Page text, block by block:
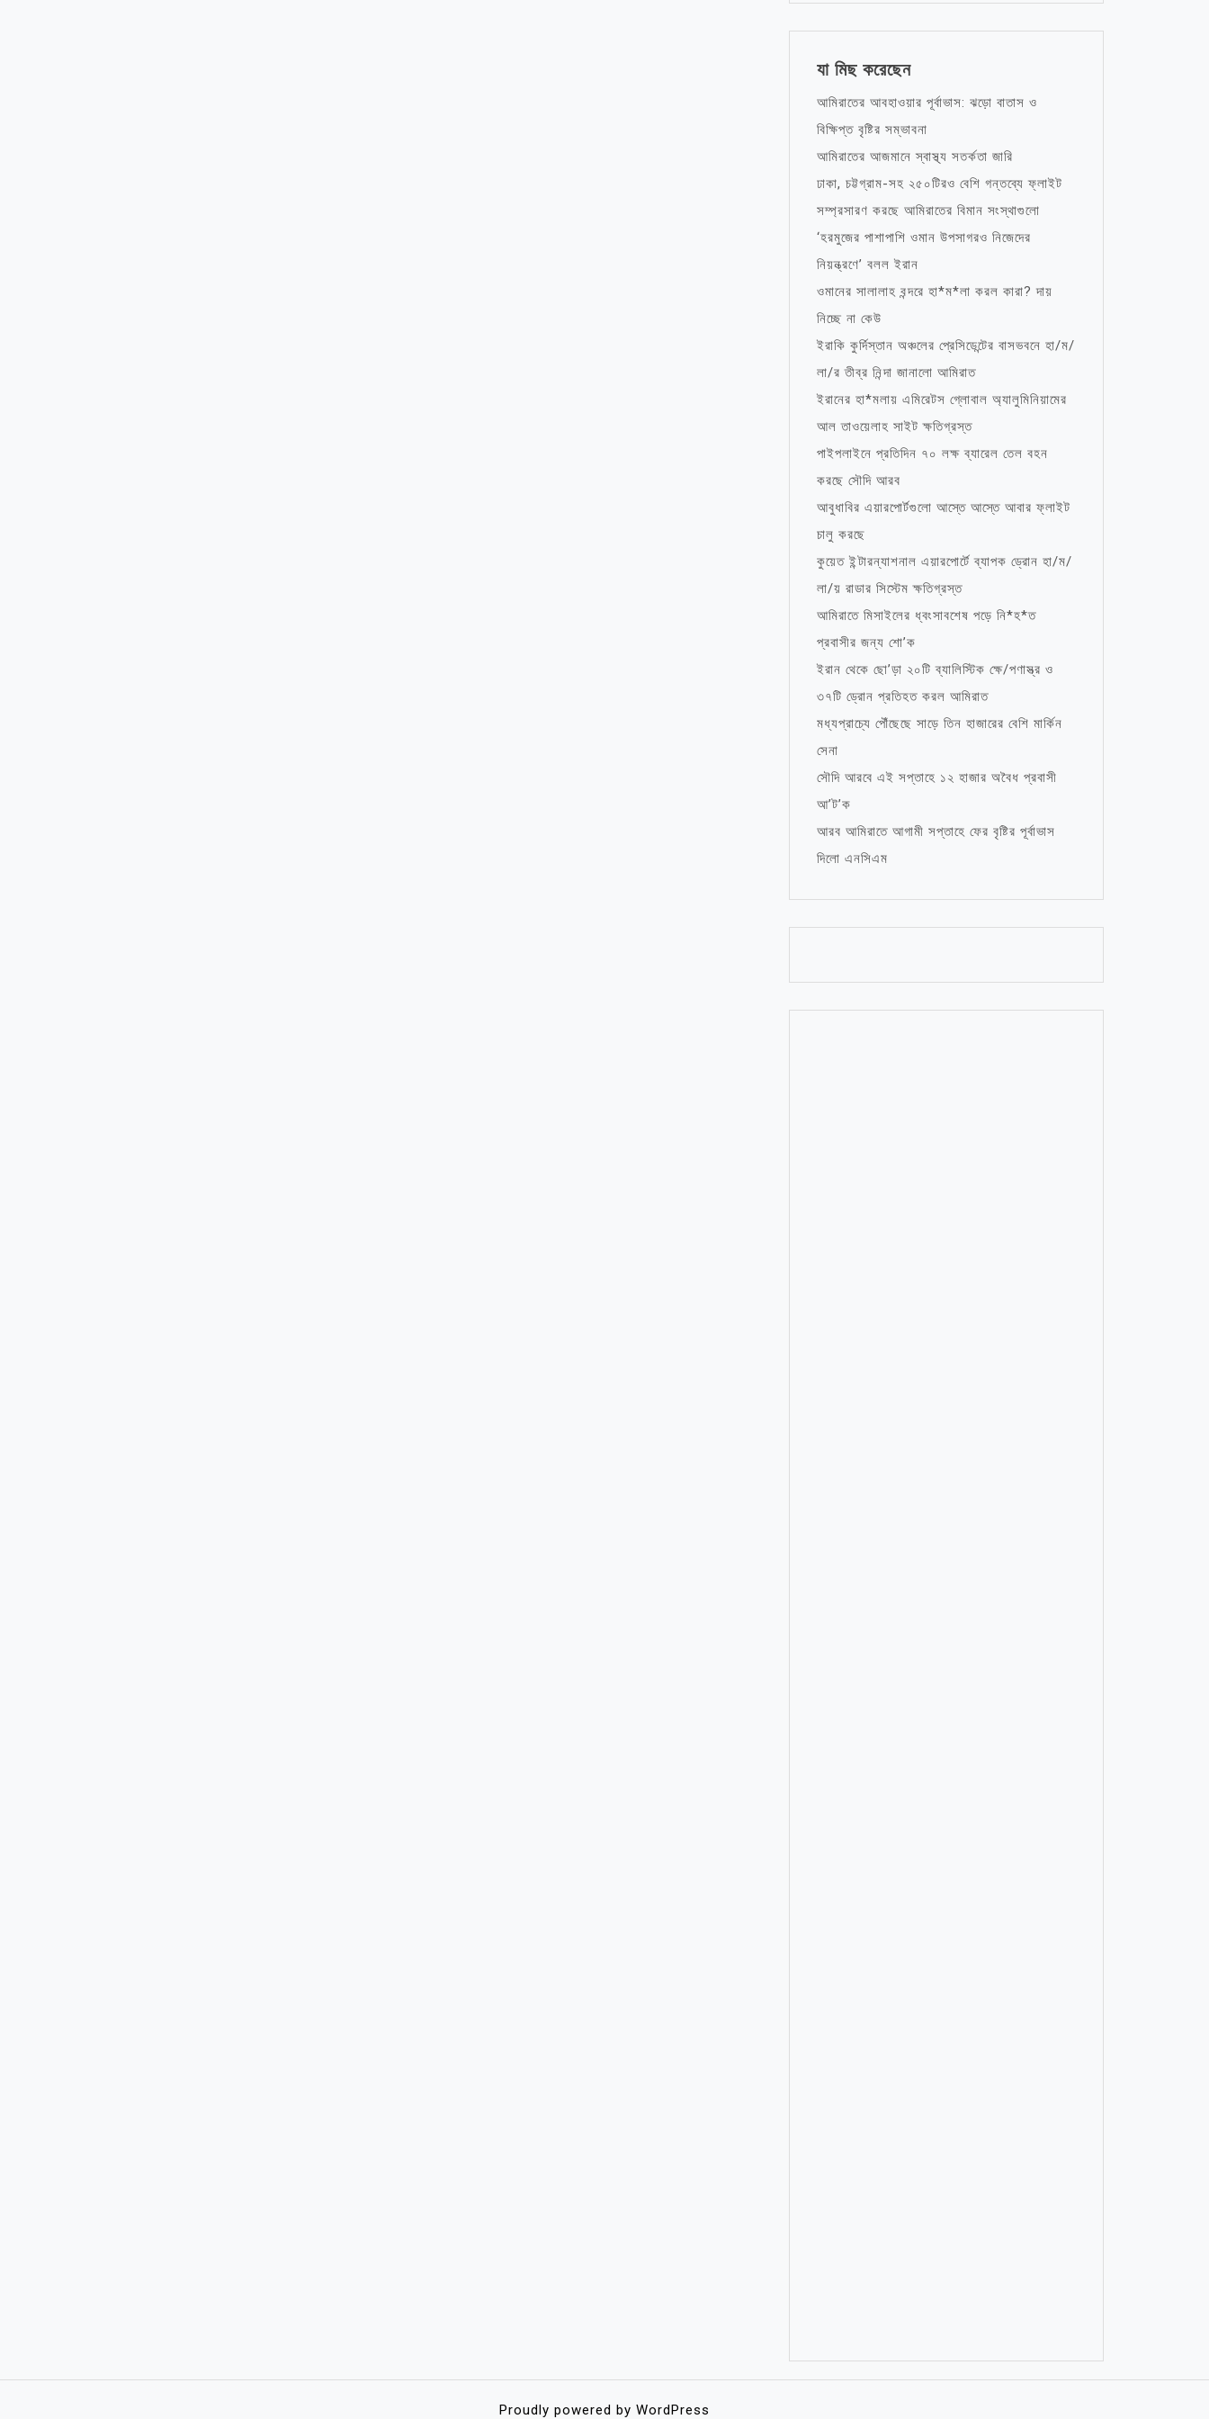
যা মিছ করেছেন
আমিরাতের আবহাওয়ার পূর্বাভাস: ঝড়ো বাতাস ও
বিক্ষিপ্ত বৃষ্টির সম্ভাবনা
আমিরাতের আজমানে স্বাস্থ্য সতর্কতা জারি
ঢাকা, চট্টগ্রাম-সহ ২৫০টিরও বেশি গন্তব্যে ফ্লাইট
সম্প্রসারণ করছে আমিরাতের বিমান সংস্থাগুলো
‘হরমুজের পাশাপাশি ওমান উপসাগরও নিজেদের
নিয়ন্ত্রণে’ বলল ইরান
ওমানের সালালাহ বন্দরে হা*ম*লা করল কারা? দায়
নিচ্ছে না কেউ
ইরাকি কুর্দিস্তান অঞ্চলের প্রেসিডেন্টের বাসভবনে হা/ম/
লা/র তীব্র নিন্দা জানালো আমিরাত
ইরানের হা*মলায় এমিরেটস গ্লোবাল অ্যালুমিনিয়ামের
আল তাওয়েলাহ সাইট ক্ষতিগ্রস্ত
পাইপলাইনে প্রতিদিন ৭০ লক্ষ ব্যারেল তেল বহন
করছে সৌদি আরব
আবুধাবির এয়ারপোর্টগুলো আস্তে আস্তে আবার ফ্লাইট
চালু করছে
কুয়েত ইন্টারন্যাশনাল এয়ারপোর্টে ব্যাপক ড্রোন হা/ম/
লা/য় রাডার সিস্টেম ক্ষতিগ্রস্ত
আমিরাতে মিসাইলের ধ্বংসাবশেষ পড়ে নি*হ*ত
প্রবাসীর জন্য শো’ক
ইরান থেকে ছো’ড়া ২০টি ব্যালিস্টিক ক্ষে/পণাস্ত্র ও
৩৭টি ড্রোন প্রতিহত করল আমিরাত
মধ্যপ্রাচ্যে পৌঁছেছে সাড়ে তিন হাজারের বেশি মার্কিন
সেনা
সৌদি আরবে এই সপ্তাহে ১২ হাজার অবৈধ প্রবাসী
আ’ট’ক
আরব আমিরাতে আগামী সপ্তাহে ফের বৃষ্টির পূর্বাভাস
দিলো এনসিএম
Proudly powered by WordPress